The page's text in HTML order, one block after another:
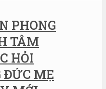
PHONG
TÂM
HỎI
ĐỨC MẸ